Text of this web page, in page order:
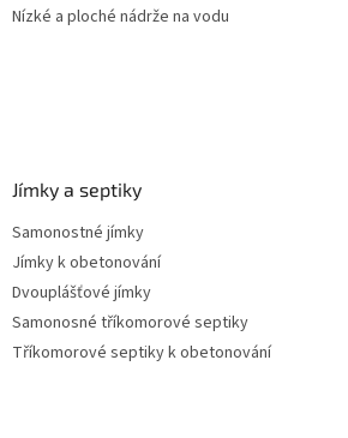
Nízké a ploché nádrže na vodu
Jímky a septiky
Samonostné jímky
Jímky k obetonování
Dvouplášťové jímky
Samonosné tříkomorové septiky
Tříkomorové septiky k obetonování